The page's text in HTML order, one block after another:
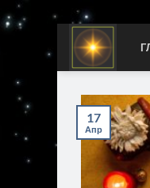
Skip
content
17
Апр